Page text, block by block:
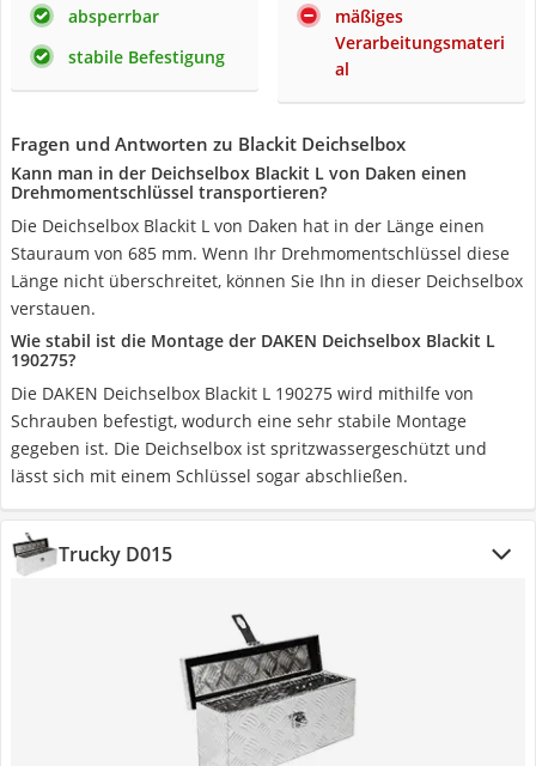
absperrbar
stabile Befestigung
mäßiges
Verarbeitungsmateri
al
Fragen und Antworten zu Blackit Deichselbox
Kann man in der Deichselbox Blackit L von Daken einen
Drehmomentschlüssel transportieren?
Die Deichselbox Blackit L von Daken hat in der Länge einen
Stauraum von 685 mm. Wenn Ihr Drehmomentschlüssel diese
Länge nicht überschreitet, können Sie Ihn in dieser Deichselbox
verstauen.
Wie stabil ist die Montage der DAKEN Deichselbox Blackit L
190275?
Die DAKEN Deichselbox Blackit L 190275 wird mithilfe von
Schrauben befestigt, wodurch eine sehr stabile Montage
gegeben ist. Die Deichselbox ist spritzwassergeschützt und
lässt sich mit einem Schlüssel sogar abschließen.
Trucky ‎D015